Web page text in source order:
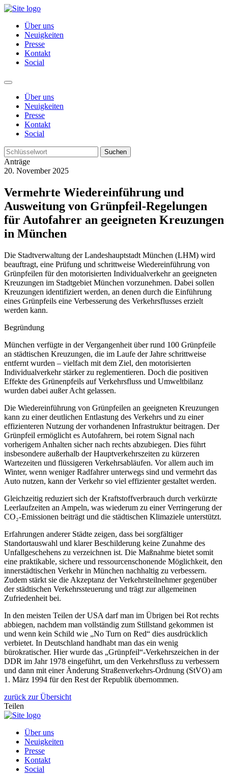
Über uns
Neuigkeiten
Presse
Kontakt
Social
Über uns
Neuigkeiten
Presse
Kontakt
Social
Suchen
Anträge
20. November 2025
Vermehrte Wiedereinführung und
Ausweitung von Grünpfeil-Regelungen
für Autofahrer an geeigneten Kreuzungen
in München
Die Stadtverwaltung der Landeshauptstadt München (LHM) wird
beauftragt, eine Prüfung und schrittweise Wiedereinführung von
Grünpfeilen für den motorisierten Individualverkehr an geeigneten
Kreuzungen im Stadtgebiet München vorzunehmen. Dabei sollen
Kreuzungen identifiziert werden, an denen durch die Einführung
eines Grünpfeils eine Verbesserung des Verkehrsflusses erzielt
werden kann.
Begründung
München verfügte in der Vergangenheit über rund 100 Grünpfeile
an städtischen Kreuzungen, die im Laufe der Jahre schrittweise
entfernt wurden – vielfach mit dem Ziel, den motorisierten
Individualverkehr stärker zu reglementieren. Doch die positiven
Effekte des Grünenpfeils auf Verkehrsfluss und Umweltbilanz
wurden dabei außer Acht gelassen.
Die Wiedereinführung von Grünpfeilen an geeigneten Kreuzungen
kann zu einer deutlichen Entlastung des Verkehrs und zu einer
effizienteren Nutzung der vorhandenen Infrastruktur beitragen. Der
Grünpfeil ermöglicht es Autofahrern, bei rotem Signal nach
vorherigem Anhalten sicher nach rechts abzubiegen. Dies führt
insbesondere außerhalb der Hauptverkehrszeiten zu kürzeren
Wartezeiten und flüssigeren Verkehrsabläufen. Vor allem auch im
Winter, wenn weniger Radfahrer unterwegs sind und vermehrt das
Auto nutzen, kann der Verkehr so viel effizienter gestaltet werden.
Gleichzeitig reduziert sich der Kraftstoffverbrauch durch verkürzte
Leerlaufzeiten an Ampeln, was wiederum zu einer Verringerung der
CO₂-Emissionen beiträgt und die städtischen Klimaziele unterstützt.
Erfahrungen anderer Städte zeigen, dass bei sorgfältiger
Standortauswahl und klarer Beschilderung keine Zunahme des
Unfallgeschehens zu verzeichnen ist. Die Maßnahme bietet somit
eine praktikable, sichere und ressourcenschonende Möglichkeit, den
innerstädtischen Verkehr in München nachhaltig zu verbessern.
Zudem stärkt sie die Akzeptanz der Verkehrsteilnehmer gegenüber
der städtischen Verkehrssteuerung und trägt zur allgemeinen
Zufriedenheit bei.
In den meisten Teilen der USA darf man im Übrigen bei Rot rechts
abbiegen, nachdem man vollständig zum Stillstand gekommen ist
und wenn kein Schild wie „No Turn on Red“ dies ausdrücklich
verbietet. In Deutschland handhabt man das ein wenig
bürokratischer. Hier wurde das „Grünpfeil“-Verkehrszeichen in der
DDR im Jahr 1978 eingeführt, um den Verkehrsfluss zu verbessern
und dann mit einer Änderung Straßenverkehrs-Ordnung (StVO) am
1. März 1994 für den Rest der Republik übernommen.
zurück zur Übersicht
Teilen
Über uns
Neuigkeiten
Presse
Kontakt
Social